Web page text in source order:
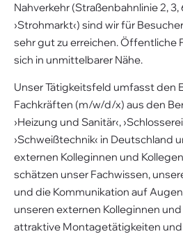
Nahverkehr (Straßenbahnlinie 2, 3,
›Strohmarkt‹) sind wir für
sehr gut zu erreichen. Öffentliche
sich in unmittelbarer Nähe.
Unser Tätigkeitsfeld umfasst den
Fachkräften (m/w/d/x) aus den
›Heizung und Sanitär‹,
›Schweißtechnik‹ in Deutschland
externen Kolleginnen und
schätzen unser Fachwissen,
und die Kommunikation auf
unseren externen Kolleginnen
attraktive Montagetätigkeiten